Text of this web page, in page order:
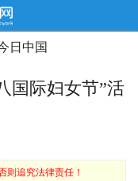
日中国
国际妇女节”活
则追究法律责任！